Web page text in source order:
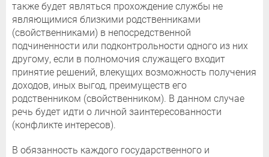
также будет являться прохождение службы не
являющимися близкими родственниками
(свойственниками) в непосредственной
подчиненности или подконтрольности одного из них
другому, если в полномочия служащего входит
принятие решений, влекущих возможность получения
доходов, иных выгод, преимуществ его
родственником (свойственником). В данном случае
речь будет идти о личной заинтересованности
(конфликте интересов).
В обязанность каждого государственного и